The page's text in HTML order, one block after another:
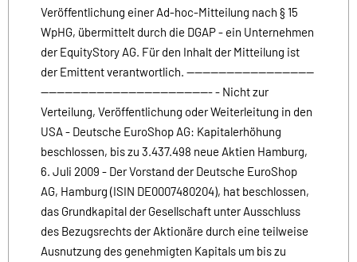
Veröffentlichung einer Ad-hoc-Mitteilung nach § 15
WpHG, übermittelt durch die DGAP - ein Unternehmen
der EquityStory AG. Für den Inhalt der Mitteilung ist
der Emittent verantwortlich. --------------------------------
------------------------------------------- - Nicht zur
Verteilung, Veröffentlichung oder Weiterleitung in den
USA - Deutsche EuroShop AG: Kapitalerhöhung
beschlossen, bis zu 3.437.498 neue Aktien Hamburg,
6. Juli 2009 - Der Vorstand der Deutsche EuroShop
AG, Hamburg (ISIN DE0007480204), hat beschlossen,
das Grundkapital der Gesellschaft unter Ausschluss
des Bezugsrechts der Aktionäre durch eine teilweise
Ausnutzung des genehmigten Kapitals um bis zu